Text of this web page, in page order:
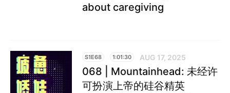
about caregiving
S1E68 1:01:30 AUG 17, 2025
068 | Mountainhead: 未经许
可扮演上帝的硅谷精英